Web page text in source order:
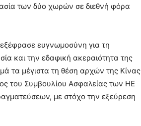
των δύο χωρών σε διεθνή φόρα
ευγνωμοσύνη για τη
και την εδαφική ακεραιότητα της
τα μέγιστα τη θέση αρχών της Κίνας
του Συμβουλίου Ασφαλείας των ΗΕ
με στόχο την εξεύρεση